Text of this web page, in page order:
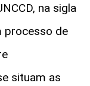
na sigla
processo de
situam as